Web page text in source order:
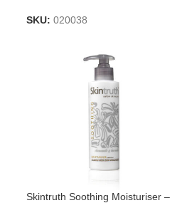
SKU: 020038
Skintruth Soothing Moisturiser –